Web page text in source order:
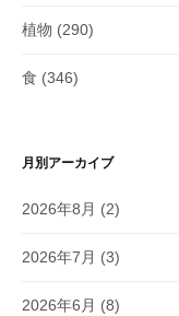
植物 (290)
食 (346)
月別アーカイブ
2026年8月 (2)
2026年7月 (3)
2026年6月 (8)